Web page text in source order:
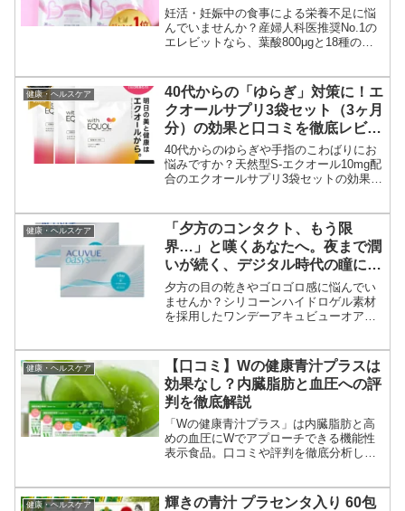
不安を「一生モノの安心」に変え
ませんか？
妊活・妊娠中の食事による栄養不足に悩
んでいませんか？産婦人科医推奨No.1の
エレビットなら、葉酸800μgと18種の成
一生モノの安心を届けます。
健康・ヘルスケア
40代からの「ゆらぎ」対策に！エ
クオールサプリ3袋セット（3ヶ月
分）の効果と口コミを徹底レビュ
ー
40代からのゆらぎや手指のこわばりにお
悩みですか？天然型S-エクオール10mg配
合のエクオールサプリ3袋セットの効果や
アをサポートします。
健康・ヘルスケア
「夕方のコンタクト、もう限
界…」と嘆くあなたへ。夜まで潤
いが続く、デジタル時代の瞳に究
極の休息を
夕方の目の乾きやゴロゴロ感に悩んでい
ませんか？シリコーンハイドロゲル素材
を採用したワンデーアキュビューオアシ
に最適な理由と、失敗しない購入術を解
説します。
健康・ヘルスケア
【口コミ】Wの健康青汁プラスは
効果なし？内臓脂肪と血圧への評
判を徹底解説
「Wの健康青汁プラス」は内臓脂肪と高
めの血圧にWでアプローチできる機能性
表示食品。口コミや評判を徹底分析し、
密と、お得な購入方法もご紹介！
健康・ヘルスケア
輝きの青汁 プラセンタ入り 60包